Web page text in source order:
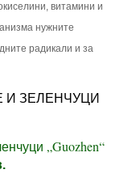
витамини и
нужните
радикали и за
„Guozhen“